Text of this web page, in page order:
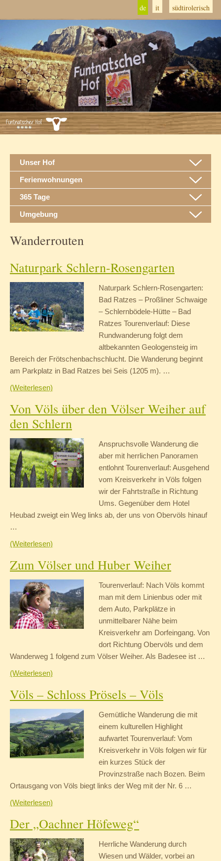
de it südtirolerisch
Unser Hof
Ferienwohnungen
365 Tage
Umgebung
Wanderrouten
Naturpark Schlern-Rosengarten
Naturpark Schlern-Rosengarten:
Bad Ratzes – Proßliner Schwaige
– Schlernbödele-Hütte – Bad
Ratzes Tourenverlauf: Diese
Rundwanderung folgt dem
altbekannten Geologensteig im
Bereich der Frötschenbachschlucht. Die Wanderung beginnt
am Parkplatz in Bad Ratzes bei Seis (1205 m). …
(Weiterlesen)
Von Völs über den Völser Weiher auf
den Schlern
Anspruchsvolle Wanderung die
aber mit herrlichen Panoramen
entlohnt Tourenverlauf: Ausgehend
vom Kreisverkehr in Völs folgen
wir der Fahrtstraße in Richtung
Ums. Gegenüber dem Hotel
Heubad zweigt ein Weg links ab, der uns von Obervöls hinauf
…
(Weiterlesen)
Zum Völser und Huber Weiher
Tourenverlauf: Nach Völs kommt
man mit dem Linienbus oder mit
dem Auto, Parkplätze in
unmittelbarer Nähe beim
Kreisverkehr am Dorfeingang. Von
dort Richtung Obervöls und dem
Wanderweg 1 folgend zum Völser Weiher. Als Badesee ist …
(Weiterlesen)
Völs – Schloss Prösels – Völs
Gemütliche Wanderung die mit
einem kulturellen Highlight
aufwartet Tourenverlauf: Vom
Kreisverkehr in Völs folgen wir für
ein kurzes Stück der
Provinzstraße nach Bozen. Beim
Ortausgang von Völs biegt links der Weg mit der Nr. 6 …
(Weiterlesen)
Der „Oachner Höfeweg“
Herrliche Wanderung durch
Wiesen und Wälder, vorbei an